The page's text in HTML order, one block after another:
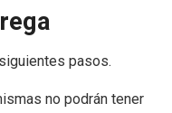
pasos.
no podrán tener